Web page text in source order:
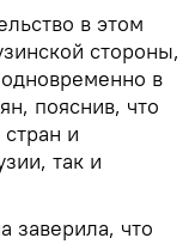
в этом
стороны,
в
пояснив, что
и
так и
заверила, что